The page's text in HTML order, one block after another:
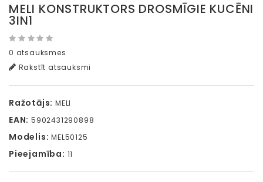
MELI KONSTRUKTORS DROSMĪGIE KUCĒNI
3IN1
0 atsauksmes
Rakstīt atsauksmi
Ražotājs: MELI
EAN: 5902431290898
Modelis: MEL50125
Pieejamība: 11